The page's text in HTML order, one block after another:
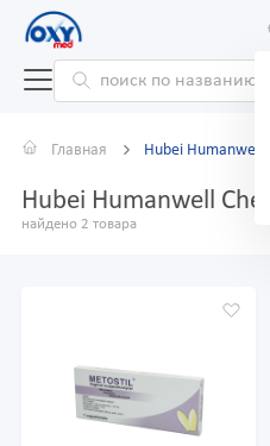
Главная Hubei Humanwell
Hubei Humanwell
найдено 2 товара